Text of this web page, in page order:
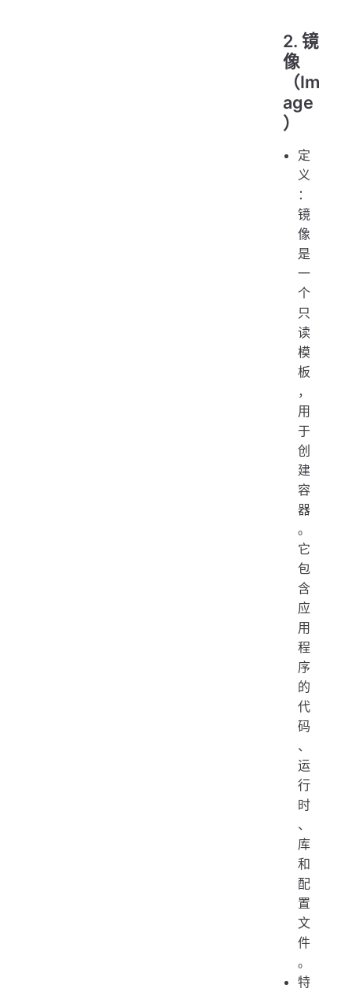
2. 镜
像
（Im
age
）
定
义
：
镜
像
是
一
个
只
读
模
板
，
用
于
创
建
容
器
。
它
包
含
应
用
程
序
的
代
码
、
运
行
时
、
库
和
配
置
文
件
。
特